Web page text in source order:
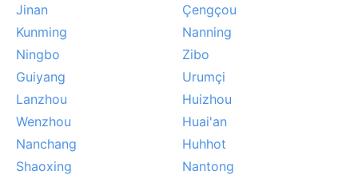
Jinan
Çengçou
Kunming
Nanning
Ningbo
Zibo
Guiyang
Urumçi
Lanzhou
Huizhou
Wenzhou
Huai'an
Nanchang
Huhhot
Shaoxing
Nantong